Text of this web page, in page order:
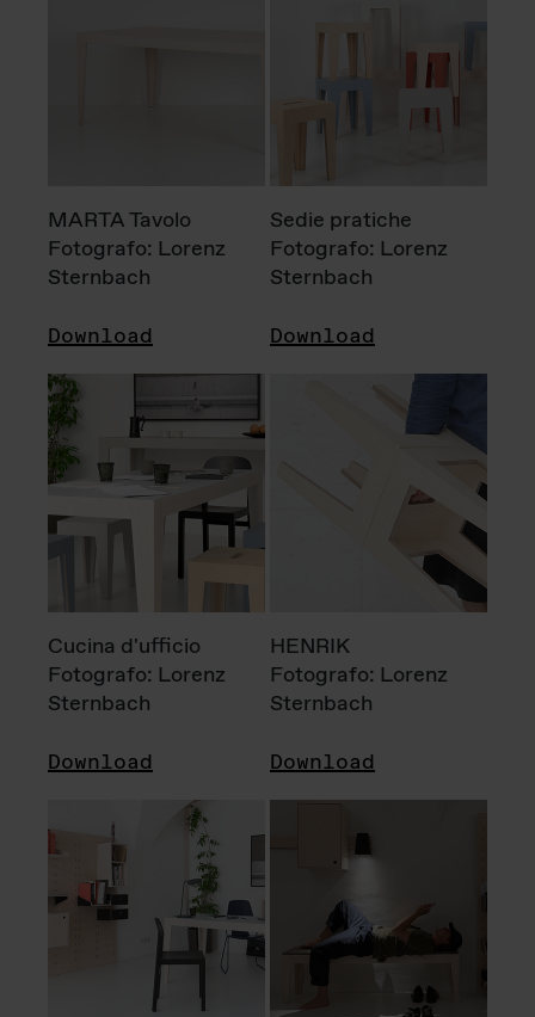
MARTA Tavolo
Fotografo: Lorenz
Sternbach
Download
Sedie pratiche
Fotografo: Lorenz
Sternbach
Download
Cucina d'ufficio
Fotografo: Lorenz
Sternbach
Download
HENRIK
Fotografo: Lorenz
Sternbach
Download